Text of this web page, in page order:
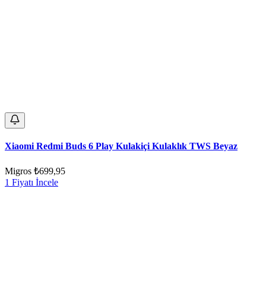
Xiaomi Redmi Buds 6 Play Kulakiçi Kulaklık TWS Beyaz
Migros ₺699,95
1 Fiyatı İncele